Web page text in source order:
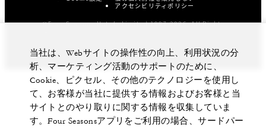
アクセシビリティポリシー
©Four Seasons Hotels Limited 1997-2026. All Rights
当社は、Webサイトの操作性の向上、利用状況の分
析、マーケティング活動のサポートのために、
Cookie、ピクセル、その他のテクノロジーを使用し
て、お客様が当社に提供する情報およびお客様と当
サイトとのやり取りに関する情報を収集していま
す。Four Seasonsアプリをご利用の場合、サードパー